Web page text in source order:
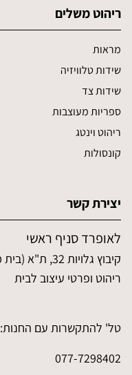
ריהוט משלים
מראות
שידות טלוויזיה
שידות צד
ספריות מעוצבות
ריהוט וינטג
קונסולות
יצירת קשר
לאופרד סניף ראשי
קיבוץ גלויות 32, ת"א (בית מרכזים).
ריהוט ופרטי עיצוב לבית
טל' להתקשרות עם החנות:
077-7298402